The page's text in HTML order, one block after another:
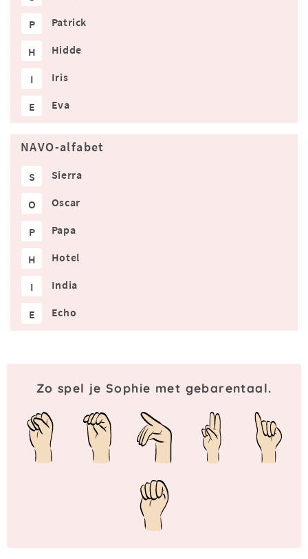
P Patrick
H Hidde
I Iris
E Eva
NAVO-alfabet
S Sierra
O Oscar
P Papa
H Hotel
I India
E Echo
Zo spel je Sophie met gebarentaal.